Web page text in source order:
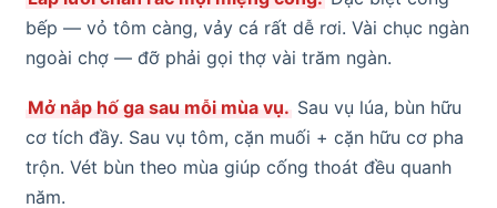
bếp — vỏ tôm càng, vảy cá rất dễ rơi. Vài chục ngàn
ngoài chợ — đỡ phải gọi thợ vài trăm ngàn.
Mở nắp hố ga sau mỗi mùa vụ. Sau vụ lúa, bùn hữu
cơ tích đầy. Sau vụ tôm, cặn muối + cặn hữu cơ pha
trộn. Vét bùn theo mùa giúp cống thoát đều quanh
năm.